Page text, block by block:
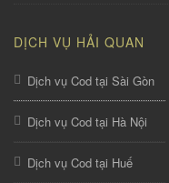
DỊCH VỤ HẢI QUAN
Dịch vụ Cod tại Sài Gòn
Dịch vụ Cod tại Hà Nội
Dịch vụ Cod tại Huế